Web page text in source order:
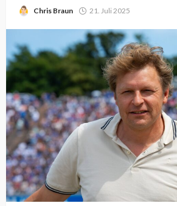
Chris Braun 21. Juli 2025